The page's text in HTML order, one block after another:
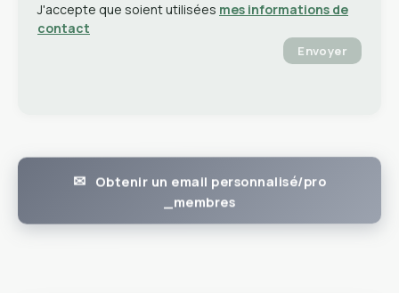
J'accepte que soient utilisées mes informations de
contact
Envoyer
Obtenir un email personnalisé/pro
_membres